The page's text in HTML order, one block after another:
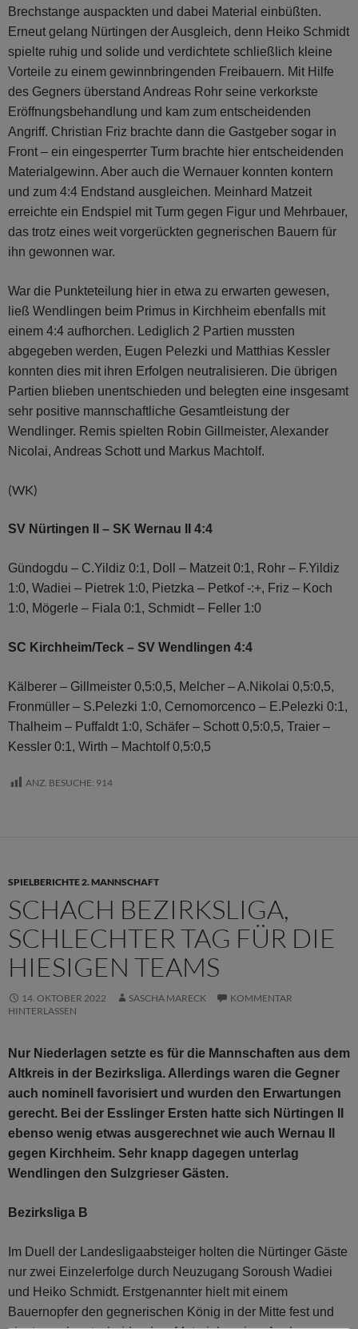
Brechstange auspackten und dabei Material einbüßten.
Erneut gelang Nürtingen der Ausgleich, denn Heiko Schmidt
spielte ruhig und solide und verdichtete schließlich kleine
Vorteile zu einem gewinnbringenden Freibauern. Mit Hilfe
des Gegners überstand Andreas Rohr seine verkorkste
Eröffnungsbehandlung und kam zum entscheidenden
Angriff. Christian Friz brachte dann die Gastgeber sogar in
Front – ein eingesperrter Turm brachte hier entscheidenden
Materialgewinn. Aber auch die Wernauer konnten kontern
und zum 4:4 Endstand ausgleichen. Meinhard Matzeit
erreichte ein Endspiel mit Turm gegen Figur und Mehrbauer,
das trotz eines weit vorgerückten gegnerischen Bauern für
ihn gewonnen war.
War die Punkteteilung hier in etwa zu erwarten gewesen,
ließ Wendlingen beim Primus in Kirchheim ebenfalls mit
einem 4:4 aufhorchen. Lediglich 2 Partien mussten
abgegeben werden, Eugen Pelezki und Matthias Kessler
konnten dies mit ihren Erfolgen neutralisieren. Die übrigen
Partien blieben unentschieden und belegten eine insgesamt
sehr positive mannschaftliche Gesamtleistung der
Wendlinger. Remis spielten Robin Gillmeister, Alexander
Nicolai, Andreas Schott und Markus Machtolf.
(WK)
SV Nürtingen II – SK Wernau II 4:4
Gündogdu – C.Yildiz 0:1, Doll – Matzeit 0:1, Rohr – F.Yildiz
1:0, Wadiei – Pietrek 1:0, Pietzka – Petkof -:+, Friz – Koch
1:0, Mögerle – Fiala 0:1, Schmidt – Feller 1:0
SC Kirchheim/Teck – SV Wendlingen 4:4
Kälberer – Gillmeister 0,5:0,5, Melcher – A.Nikolai 0,5:0,5,
Fronmüller – S.Pelezki 1:0, Cernomorcenco – E.Pelezki 0:1,
Thalheim – Puffaldt 1:0, Schäfer – Schott 0,5:0,5, Traier –
Kessler 0:1, Wirth – Machtolf 0,5:0,5
ANZ. BESUCHE: 914
SPIELBERICHTE 2. MANNSCHAFT
SCHACH BEZIRKSLIGA,
SCHLECHTER TAG FÜR DIE
HIESIGEN TEAMS
14. OKTOBER 2022 SASCHA MARECK
KOMMENTAR
HINTERLASSEN
Nur Niederlagen setzte es für die Mannschaften aus dem
Altkreis in der Bezirksliga. Allerdings waren die Gegner
auch nominell favorisiert und wurden den Erwartungen
gerecht. Bei der Esslinger Ersten hatte sich Nürtingen II
ebenso wenig etwas ausgerechnet wie auch Wernau II
gegen Kirchheim. Sehr knapp dagegen unterlag
Wendlingen den Sulzgrieser Gästen.
Bezirksliga B
Im Duell der Landesligaabsteiger holten die Nürtinger Gäste
nur zwei Einzelerfolge durch Neuzugang Soroush Wadiei
und Heiko Schmidt. Erstgenannter hielt mit einem
Bauernopfer den gegnerischen König in der Mitte fest und